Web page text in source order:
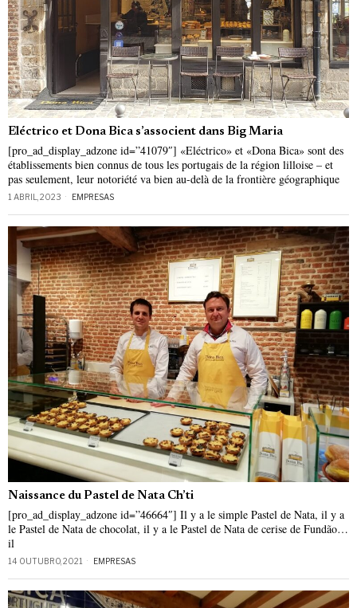
Eléctrico et Dona Bica s’associent dans Big Maria
[pro_ad_display_adzone id=”41079″] «Eléctrico» et «Dona Bica» sont des
établissements bien connus de tous les portugais de la région lilloise – et
pas seulement, leur notoriété va bien au-delà de la frontière géographique
1 ABRIL, 2023 EMPRESAS
Naissance du Pastel de Nata Ch’ti
[pro_ad_display_adzone id=”46664″] Il y a le simple Pastel de Nata, il y a
le Pastel de Nata de chocolat, il y a le Pastel de Nata de cerise de Fundão…
il
14 OUTUBRO, 2021 EMPRESAS